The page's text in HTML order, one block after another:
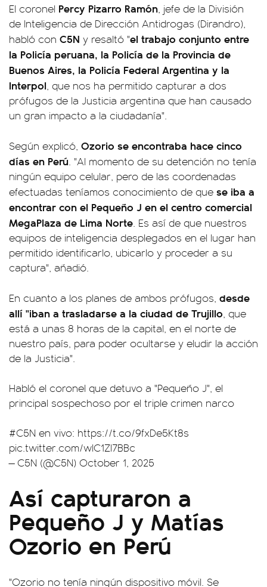
El coronel Percy Pizarro Ramón, jefe de la División
de Inteligencia de Dirección Antidrogas (Dirandro),
habló con C5N y resaltó "el trabajo conjunto entre
la Policía peruana, la Policía de la Provincia de
Buenos Aires, la Policía Federal Argentina y la
Interpol, que nos ha permitido capturar a dos
prófugos de la Justicia argentina que han causado
un gran impacto a la ciudadanía".
Según explicó, Ozorio se encontraba hace cinco
días en Perú. "Al momento de su detención no tenía
ningún equipo celular, pero de las coordenadas
efectuadas teníamos conocimiento de que se iba a
encontrar con el Pequeño J en el centro comercial
MegaPlaza de Lima Norte. Es así de que nuestros
equipos de inteligencia desplegados en el lugar han
permitido identificarlo, ubicarlo y proceder a su
captura", añadió.
En cuanto a los planes de ambos prófugos, desde
allí "iban a trasladarse a la ciudad de Trujillo, que
está a unas 8 horas de la capital, en el norte de
nuestro país, para poder ocultarse y eludir la acción
de la Justicia".
Habló el coronel que detuvo a "Pequeño J", el
principal sospechoso por el triple crimen narco
#C5N en vivo: https://t.co/9fxDe5Kt8s
pic.twitter.com/wlC1ZI7BBc
— C5N (@C5N) October 1, 2025
Así capturaron a
Pequeño J y Matías
Ozorio en Perú
"Ozorio no tenía ningún dispositivo móvil. Se